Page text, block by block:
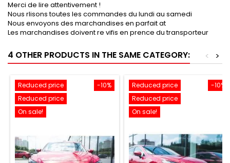
Merci de lire attentivement !
Nous rlisons toutes les commandes du lundi au samedi
Nous envoyons des marchandises en parfait at
Les marchandises doivent re vifis en prence du transporteur
4 OTHER PRODUCTS IN THE SAME CATEGORY: >
<
-10%
Reduced price
Reduced price
On sale!
-10%
Reduced price
Reduced price
On sale!